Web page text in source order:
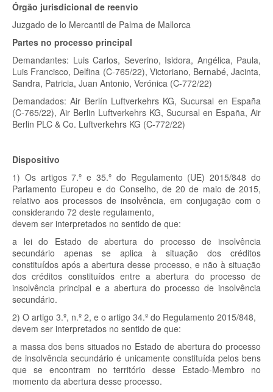
Órgão jurisdicional de reenvio
Juzgado de lo Mercantil de Palma de Mallorca
Partes no processo principal
Demandantes: Luis Carlos, Severino, Isidora, Angélica, Paula,
Luis Francisco, Delfina (C-765/22), Victoriano, Bernabé, Jacinta,
Sandra, Patricia, Juan Antonio, Verónica (C-772/22)
Demandados: Air Berlín Luftverkehrs KG, Sucursal en España
(C-765/22), Air Berlin Luftverkehrs KG, Sucursal en España, Air
Berlin PLC & Co. Luftverkehrs KG (C-772/22)
Dispositivo
1) Os artigos 7.º e 35.º do Regulamento (UE) 2015/848 do
Parlamento Europeu e do Conselho, de 20 de maio de 2015,
relativo aos processos de insolvência, em conjugação com o
considerando 72 deste regulamento,
devem ser interpretados no sentido de que:
a lei do Estado de abertura do processo de insolvência
secundário apenas se aplica à situação dos créditos
constituídos após a abertura desse processo, e não à situação
dos créditos constituídos entre a abertura do processo de
insolvência principal e a abertura do processo de insolvência
secundário.
2) O artigo 3.º, n.º 2, e o artigo 34.º do Regulamento 2015/848,
devem ser interpretados no sentido de que:
a massa dos bens situados no Estado de abertura do processo
de insolvência secundário é unicamente constituída pelos bens
que se encontram no território desse Estado-Membro no
momento da abertura desse processo.